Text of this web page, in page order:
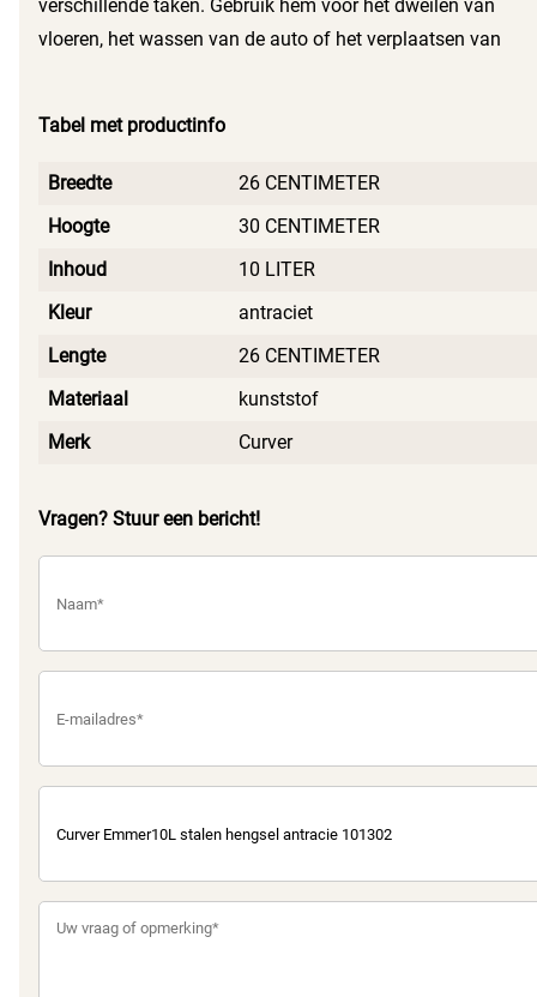
verschillende taken. Gebruik hem voor het dweilen van
vloeren, het wassen van de auto of het verplaatsen van
Tabel met productinfo
Breedte
26 CENTIMETER
Hoogte
30 CENTIMETER
Inhoud
10 LITER
Kleur
antraciet
Lengte
26 CENTIMETER
Materiaal
kunststof
Merk
Curver
Vragen? Stuur een bericht!